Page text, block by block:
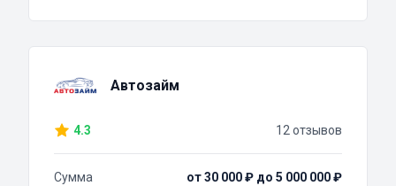
Автозайм
4.3 12 отзывов
Сумма
от 30 000 ₽ до 5 000 000 ₽